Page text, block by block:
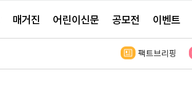
매거진 어린이신문 공모전 이벤트
팩트브리핑